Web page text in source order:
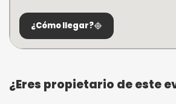
¿Cómo llegar?
¿Eres propietario de este